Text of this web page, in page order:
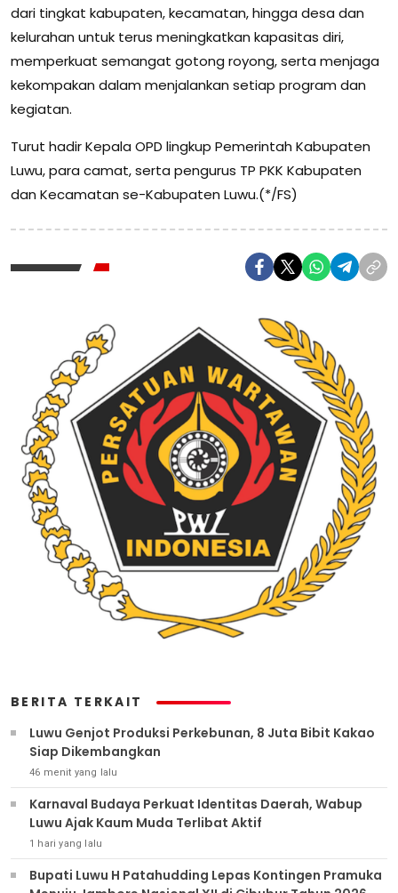
dari tingkat kabupaten, kecamatan, hingga desa dan
kelurahan untuk terus meningkatkan kapasitas diri,
memperkuat semangat gotong royong, serta menjaga
kekompakan dalam menjalankan setiap program dan
kegiatan.
Turut hadir Kepala OPD lingkup Pemerintah Kabupaten
Luwu, para camat, serta pengurus TP PKK Kabupaten
dan Kecamatan se-Kabupaten Luwu.(*/FS)
BERITA TERKAIT
Luwu Genjot Produksi Perkebunan, 8 Juta Bibit Kakao
Siap Dikembangkan
46 menit yang lalu
Karnaval Budaya Perkuat Identitas Daerah, Wabup
Luwu Ajak Kaum Muda Terlibat Aktif
1 hari yang lalu
Bupati Luwu H Patahudding Lepas Kontingen Pramuka